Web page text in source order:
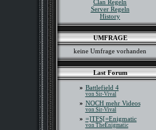
Clan Regeln
Server Regeln
History
UMFRAGE
keine Umfrage vorhanden
Last Forum
» Battlefield 4
von Sir-Vival
» NOCH mehr Videos
von Sir-Vival
» =]TFS[=Enigmatic
von TheEnigmatic